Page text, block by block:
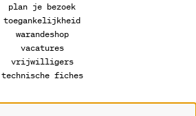
plan je bezoek
toegankelijkheid
warandeshop
vacatures
vrijwilligers
technische fiches